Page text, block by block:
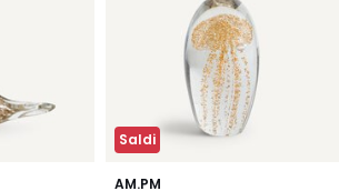
Saldi
AM.PM
4,9